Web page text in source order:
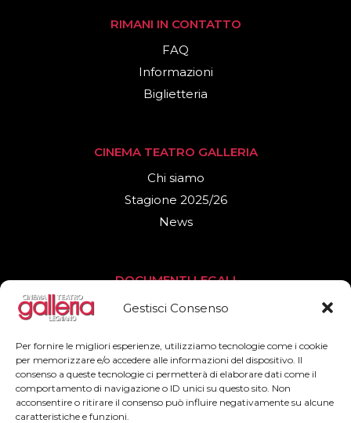
Gestisci Consenso
Per fornire le migliori esperienze, utilizziamo tecnologie come i cookie
per memorizzare e/o accedere alle informazioni del dispositivo. Il
consenso a queste tecnologie ci permetterà di elaborare dati come il
comportamento di navigazione o ID unici su questo sito. Non
acconsentire o ritirare il consenso può influire negativamente su alcune
caratteristiche e funzioni.
RIMANI IN CONTATTO
FAQ
Informazioni
Biglietteria
CINEMA TEATRO GALLERIA
Chi siamo
Stagione 2025/26
News
DOCUMENTI LEGALI
Privacy Policy
SEGUICI
Facebook